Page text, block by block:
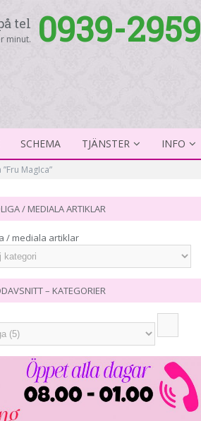
tel
minut. 0939-2959
SCHEMA TJÄNSTER INFO
MagIca”
/ MEDIALA ARTIKLAR
/ mediala artiklar
– KATEGORIER